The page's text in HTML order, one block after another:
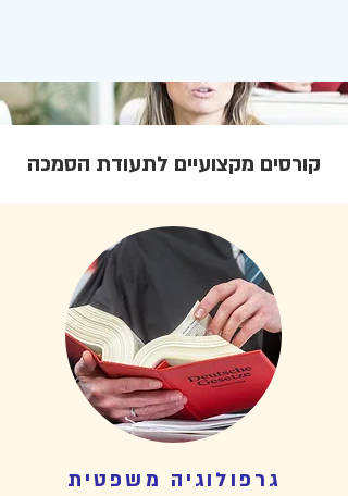
קורסים מקצועיים לתעודת הסמכה
גרפולוגיה משפטית